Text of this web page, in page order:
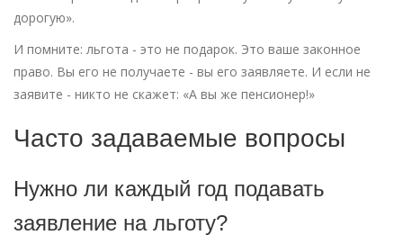
дорогую».
И помните: льгота - это не подарок. Это ваше законное
право. Вы его не получаете - вы его заявляете. И если не
заявите - никто не скажет: «А вы же пенсионер!»
Часто задаваемые вопросы
Нужно ли каждый год подавать
заявление на льготу?